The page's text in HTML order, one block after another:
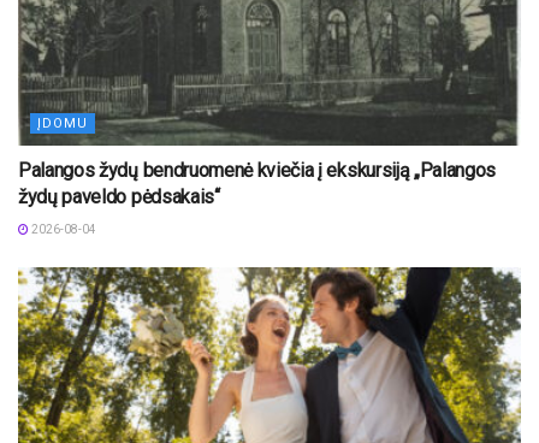
ĮDOMU
Palangos žydų bendruomenė kviečia į ekskursiją „Palangos
žydų paveldo pėdsakais“
2026-08-04